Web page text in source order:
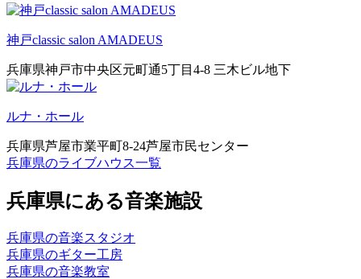
神戸classic salon AMADEUS
兵庫県神戸市中央区元町通5丁目4-8 三木ビル地下
ルナ・ホール
兵庫県芦屋市業平町8-24芦屋市民センター
兵庫県のライブハウス一覧
兵庫県にある音楽施設
兵庫県の音楽スタジオ
兵庫県のギター工房
兵庫県の音楽教室